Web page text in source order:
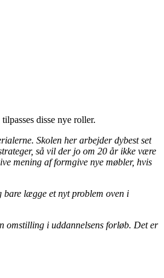
disse nye roller.
Skolen her arbejder dybest set
så vil der jo om 20 år ikke være
mening af formgive nye møbler, hvis
bare lægge et nyt problem oven i
omstilling i uddannelsens forløb. Det er